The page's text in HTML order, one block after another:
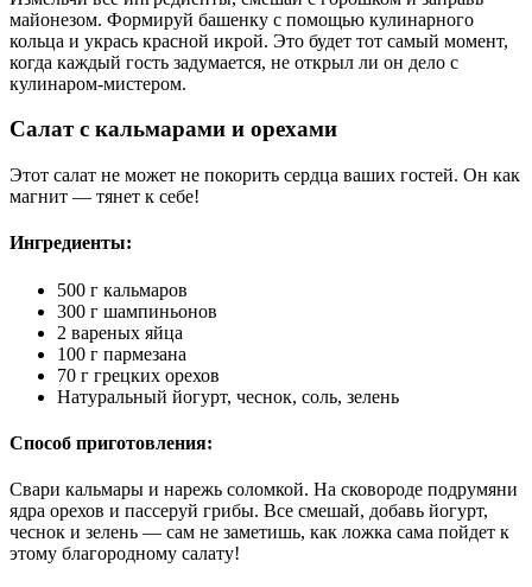
майонезом. Формируй башенку с помощью кулинарного
кольца и укрась красной икрой. Это будет тот самый момент,
когда каждый гость задумается, не открыл ли он дело с
кулинаром-мистером.
Салат с кальмарами и орехами
Этот салат не может не покорить сердца ваших гостей. Он как
магнит — тянет к себе!
Ингредиенты:
500 г кальмаров
300 г шампиньонов
2 вареных яйца
100 г пармезана
70 г грецких орехов
Натуральный йогурт, чеснок, соль, зелень
Способ приготовления:
Свари кальмары и нарежь соломкой. На сковороде подрумяни
ядра орехов и пассеруй грибы. Все смешай, добавь йогурт,
чеснок и зелень — сам не заметишь, как ложка сама пойдет к
этому благородному салату!